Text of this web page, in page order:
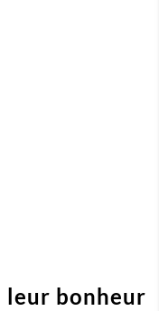
leur bonheur